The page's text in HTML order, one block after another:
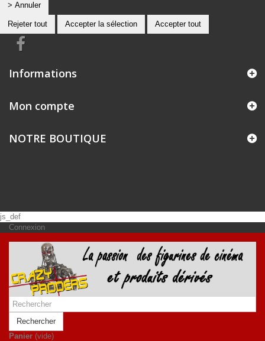
> Annuler
Rejeter tout Accepter la sélection Accepter tout
Informations
Mon compte
NOTRE BOUTIQUE
js_def
Connexion
Rechercher
Panier (vide)